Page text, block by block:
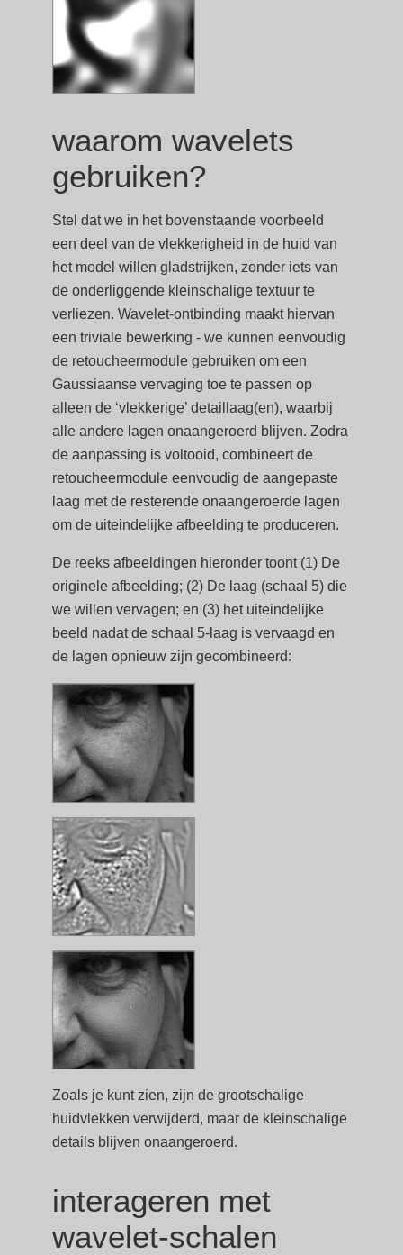
waarom wavelets
gebruiken?
Stel dat we in het bovenstaande voorbeeld
een deel van de vlekkerigheid in de huid van
het model willen gladstrijken, zonder iets van
de onderliggende kleinschalige textuur te
verliezen. Wavelet-ontbinding maakt hiervan
een triviale bewerking - we kunnen eenvoudig
de retoucheermodule gebruiken om een
Gaussiaanse vervaging toe te passen op
alleen de ‘vlekkerige’ detaillaag(en), waarbij
alle andere lagen onaangeroerd blijven. Zodra
de aanpassing is voltooid, combineert de
retoucheermodule eenvoudig de aangepaste
laag met de resterende onaangeroerde lagen
om de uiteindelijke afbeelding te produceren.
De reeks afbeeldingen hieronder toont (1) De
originele afbeelding; (2) De laag (schaal 5) die
we willen vervagen; en (3) het uiteindelijke
beeld nadat de schaal 5-laag is vervaagd en
de lagen opnieuw zijn gecombineerd:
Zoals je kunt zien, zijn de grootschalige
huidvlekken verwijderd, maar de kleinschalige
details blijven onaangeroerd.
interageren met
wavelet-schalen